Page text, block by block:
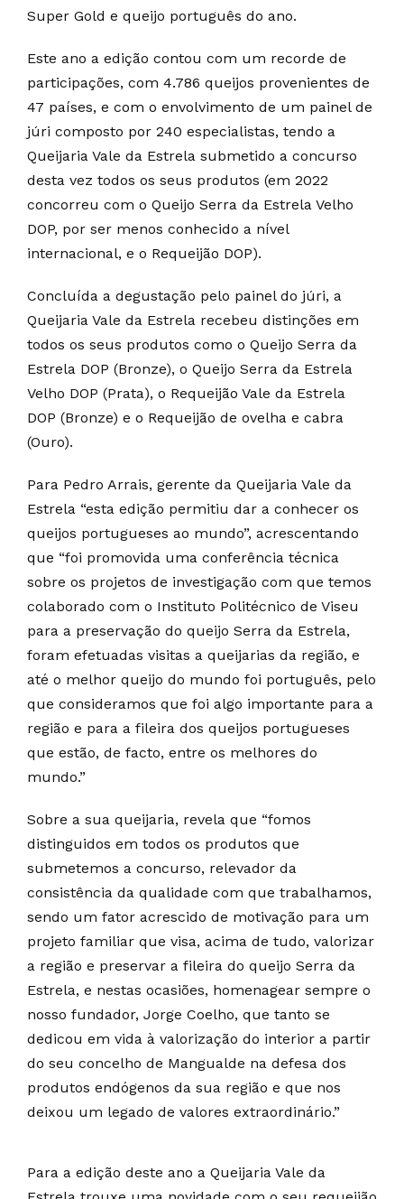
Super Gold e queijo português do ano.
Este ano a edição contou com um recorde de
participações, com 4.786 queijos provenientes de
47 países, e com o envolvimento de um painel de
júri composto por 240 especialistas, tendo a
Queijaria Vale da Estrela submetido a concurso
desta vez todos os seus produtos (em 2022
concorreu com o Queijo Serra da Estrela Velho
DOP, por ser menos conhecido a nível
internacional, e o Requeijão DOP).
Concluída a degustação pelo painel do júri, a
Queijaria Vale da Estrela recebeu distinções em
todos os seus produtos como o Queijo Serra da
Estrela DOP (Bronze), o Queijo Serra da Estrela
Velho DOP (Prata), o Requeijão Vale da Estrela
DOP (Bronze) e o Requeijão de ovelha e cabra
(Ouro).
Para Pedro Arrais, gerente da Queijaria Vale da
Estrela “esta edição permitiu dar a conhecer os
queijos portugueses ao mundo”, acrescentando
que “foi promovida uma conferência técnica
sobre os projetos de investigação com que temos
colaborado com o Instituto Politécnico de Viseu
para a preservação do queijo Serra da Estrela,
foram efetuadas visitas a queijarias da região, e
até o melhor queijo do mundo foi português, pelo
que consideramos que foi algo importante para a
região e para a fileira dos queijos portugueses
que estão, de facto, entre os melhores do
mundo.”
Sobre a sua queijaria, revela que “fomos
distinguidos em todos os produtos que
submetemos a concurso, relevador da
consistência da qualidade com que trabalhamos,
sendo um fator acrescido de motivação para um
projeto familiar que visa, acima de tudo, valorizar
a região e preservar a fileira do queijo Serra da
Estrela, e nestas ocasiões, homenagear sempre o
nosso fundador, Jorge Coelho, que tanto se
dedicou em vida à valorização do interior a partir
do seu concelho de Mangualde na defesa dos
produtos endógenos da sua região e que nos
deixou um legado de valores extraordinário.”
Para a edição deste ano a Queijaria Vale da